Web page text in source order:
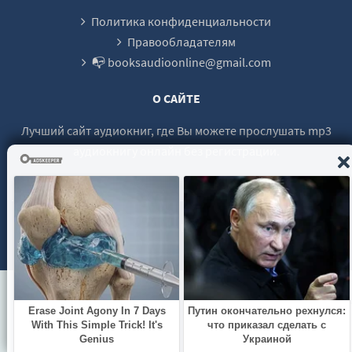
POVYSHENIE EKONOMICHESKOI EFF
GLAVA 11. STRATEGII, NATSELEN
POLEZNOST' I EFFEKTIVNOST'
BIZNES PROTIV PRODUKTA
UPRAVLENIE RESURSAMI
GLAVA 13. PONIMANIE EKONOMICH
ZRELOST' RYNKA I STRATEGICHES
NERAVNOMERNOE RASPREDELENIE E
USLOZHNENIE MEZHDUNARODNYH OT
RAZRABOTKA STRATEGICHESKOGO O
Политика конфиденциальности
Правообладателям
📭 booksaudioonline@gmail.com
О САЙТЕ
Лучший сайт аудиокниг, где Вы можете прослушать mp3
© 2021 - 2026 booksaudio-online.com Все права защищены.